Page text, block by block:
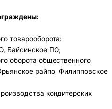
товарооборота:
Байсинское ПО;
оборота общественного
райпо, Филипповское
кондитерских